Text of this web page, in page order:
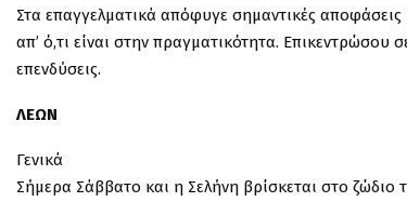
Στα επαγγελματικά απόφυγε σημαντικές
απ’ ό,τι είναι στην πραγματικότητα. Επικεντρώσου
επενδύσεις.
ΛΕΩΝ
Γενικά
Σήμερα Σάββατο και η Σελήνη βρίσκεται στο